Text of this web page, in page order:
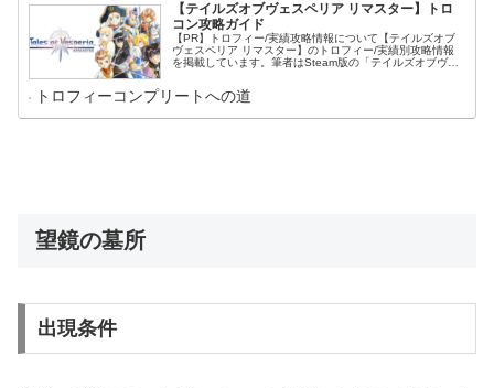
【テイルズオブヴェスペリア リマスター】トロ
コン攻略ガイド
【PR】トロフィー/実績攻略情報について【テイルズオブ
ヴェスペリア リマスター】のトロフィー/実績別攻略情報
を掲載しています。筆者はSteam版の「テイルズオブヴェ
トロフィーコンプリートへの道
望鏡の墓所
出現条件